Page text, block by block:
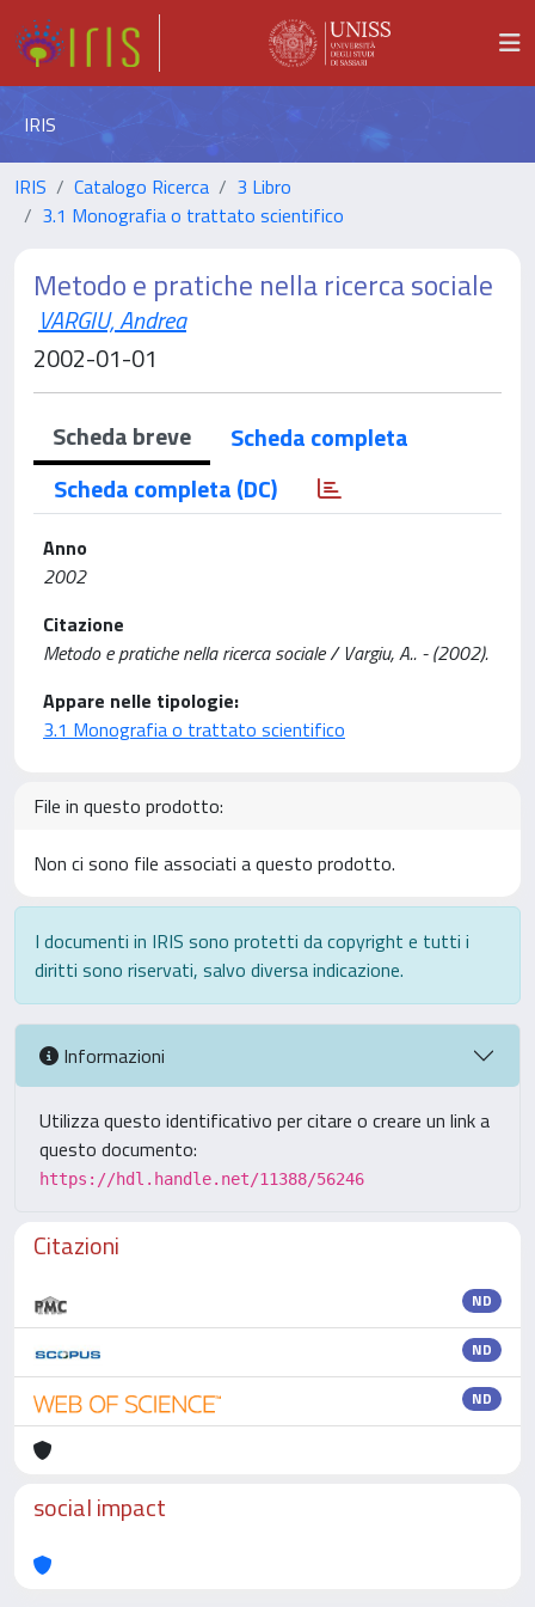
IRIS
IRIS Catalogo Ricerca
3 Libro
3.1 Monografia o trattato scientifico
Metodo e pratiche nella ricerca sociale
VARGIU, Andrea
2002-01-01
Scheda breve
Scheda completa
Scheda completa (DC)
Anno
2002
Citazione
Metodo e pratiche nella ricerca sociale / Vargiu, A.. - (2002).
Appare nelle tipologie:
3.1 Monografia o trattato scientifico
File in questo prodotto:
Non ci sono file associati a questo prodotto.
I documenti in IRIS sono protetti da copyright e tutti i
diritti sono riservati, salvo diversa indicazione.
Informazioni
Utilizza questo identificativo per citare o creare un link a
questo documento:
https://hdl.handle.net/11388/56246
Citazioni
ND
ND
ND
social impact